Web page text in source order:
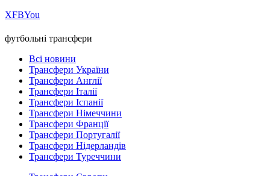
ХFBYou
футбольні трансфери
Всі новини
Трансфери України
Трансфери Англії
Трансфери Італії
Трансфери Іспанії
Трансфери Німеччини
Трансфери Франції
Трансфери Португалії
Трансфери Нідерландів
Трансфери Туреччини